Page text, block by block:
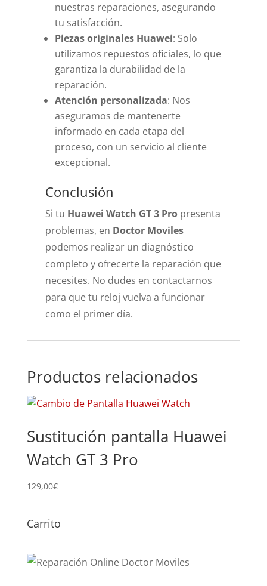
nuestras reparaciones, asegurando
tu satisfacción.
Piezas originales Huawei: Solo
utilizamos repuestos oficiales, lo que
garantiza la durabilidad de la
reparación.
Atención personalizada: Nos
aseguramos de mantenerte
informado en cada etapa del
proceso, con un servicio al cliente
excepcional.
Conclusión
Si tu Huawei Watch GT 3 Pro presenta
problemas, en Doctor Moviles
podemos realizar un diagnóstico
completo y ofrecerte la reparación que
necesites. No dudes en contactarnos
para que tu reloj vuelva a funcionar
como el primer día.
Productos relacionados
Sustitución pantalla Huawei
Watch GT 3 Pro
129,00€
Carrito